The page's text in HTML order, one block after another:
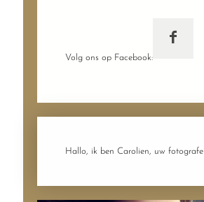
Volg ons op Facebook:
Hallo, ik ben Carolien, uw fotografe